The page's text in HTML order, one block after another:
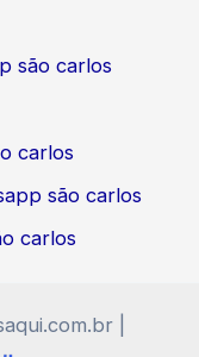
são carlos
carlos
são carlos
carlos
|